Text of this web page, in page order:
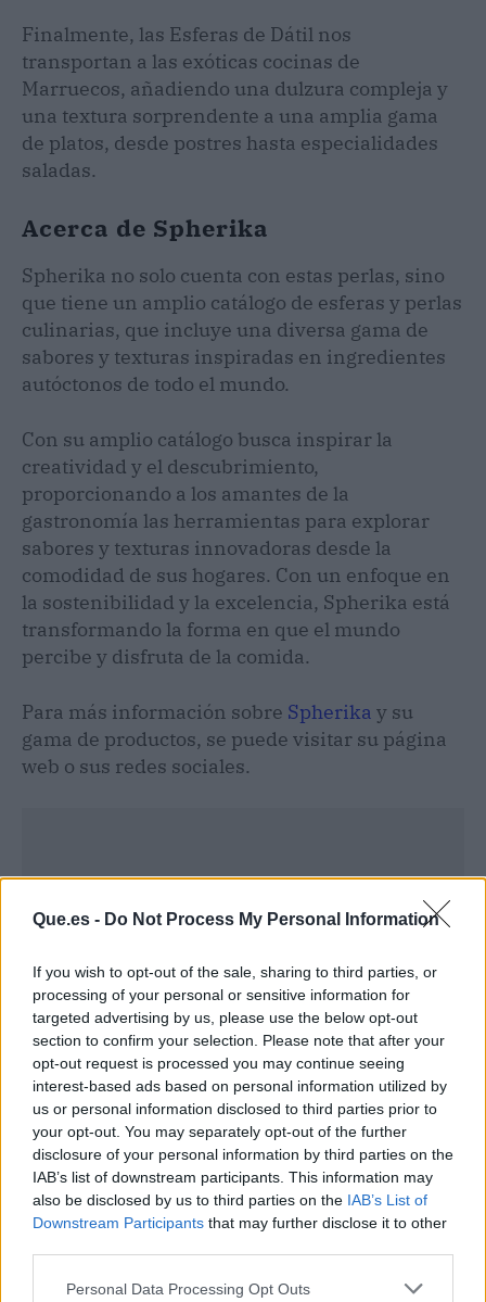
Que.es - Do Not Process My Personal Information
If you wish to opt-out of the sale, sharing to third parties, or
processing of your personal or sensitive information for
targeted advertising by us, please use the below opt-out
section to confirm your selection. Please note that after your
opt-out request is processed you may continue seeing
interest-based ads based on personal information utilized by
us or personal information disclosed to third parties prior to
your opt-out. You may separately opt-out of the further
disclosure of your personal information by third parties on the
IAB’s list of downstream participants. This information may
also be disclosed by us to third parties on the IAB’s List of
Downstream Participants that may further disclose it to other
Personal Data Processing Opt Outs
Finalmente, las Esferas de Dátil nos
transportan a las exóticas cocinas de
Marruecos, añadiendo una dulzura compleja y
una textura sorprendente a una amplia gama
de platos, desde postres hasta especialidades
saladas.
Acerca de Spherika
Spherika no solo cuenta con estas perlas, sino
que tiene un amplio catálogo de esferas y perlas
culinarias, que incluye una diversa gama de
sabores y texturas inspiradas en ingredientes
autóctonos de todo el mundo.
Con su amplio catálogo busca inspirar la
creatividad y el descubrimiento,
proporcionando a los amantes de la
gastronomía las herramientas para explorar
sabores y texturas innovadoras desde la
comodidad de sus hogares. Con un enfoque en
la sostenibilidad y la excelencia, Spherika está
transformando la forma en que el mundo
percibe y disfruta de la comida.
Para más información sobre Spherika y su
gama de productos, se puede visitar su página
web o sus redes sociales.
Publicidad